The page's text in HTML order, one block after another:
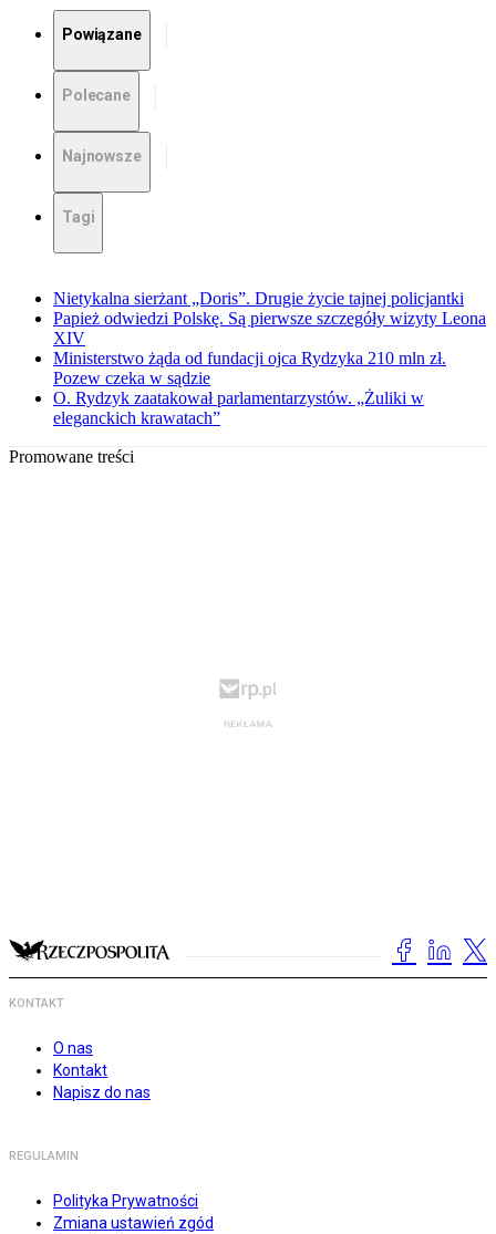
Powiązane
Polecane
Najnowsze
Tagi
Nietykalna sierżant „Doris”. Drugie życie tajnej policjantki
Papież odwiedzi Polskę. Są pierwsze szczegóły wizyty Leona
XIV
Ministerstwo żąda od fundacji ojca Rydzyka 210 mln zł.
Pozew czeka w sądzie
O. Rydzyk zaatakował parlamentarzystów. „Żuliki w
eleganckich krawatach”
Promowane treści
KONTAKT
O nas
Kontakt
Napisz do nas
REGULAMIN
Polityka Prywatności
Zmiana ustawień zgód